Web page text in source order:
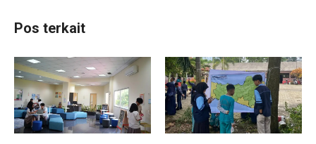
Pos terkait